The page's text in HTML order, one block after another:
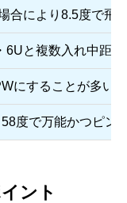
合により8.5度で飛
6Uと複数入れ中距
にすることが多い
度で万能かつピン
ント